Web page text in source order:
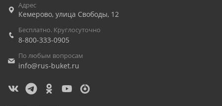
Адрес
Кемерово, улица Свободы, 12
Бесплатно. Круглосуточно
8-800-333-0905
По любым вопросам
info@rus-buket.ru